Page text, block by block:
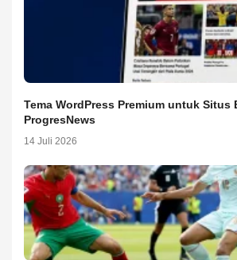
Tema WordPress Premium untuk Situs
ProgresNews
14 Juli 2026